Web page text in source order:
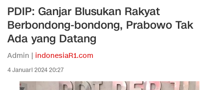
PDIP: Ganjar Blusukan Rakyat
Berbondong-bondong, Prabowo Tak
Ada yang Datang
Admin | indonesiaR1.com
4 Januari 2024 20:27